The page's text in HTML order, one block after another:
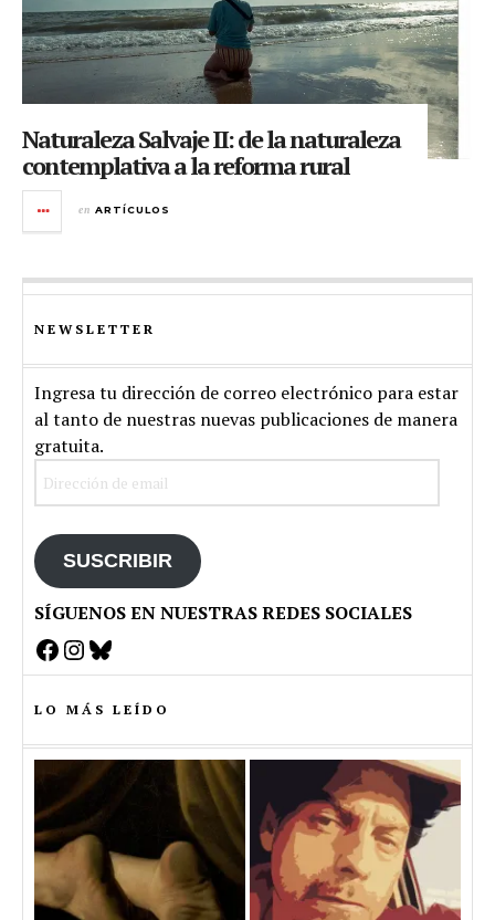
Naturaleza Salvaje II: de la naturaleza
contemplativa a la reforma rural
en ARTÍCULOS
NEWSLETTER
Ingresa tu dirección de correo electrónico para estar
al tanto de nuestras nuevas publicaciones de manera
gratuita.
SUSCRIBIR
SÍGUENOS EN NUESTRAS REDES SOCIALES
Facebook
Instagram
Bluesky
LO MÁS LEÍDO